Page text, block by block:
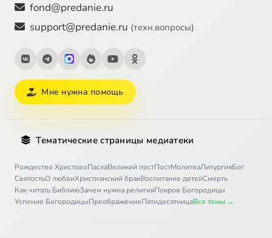
fond@predanie.ru
support@predanie.ru (техн.вопросы)
Мне нужна помощь
Тематические страницы медиатеки
Рождество ХристовоПасхаВеликий постПостМолитваЛитургияБог
СвятостьО любвиХристианский бракВоспитание детейСмерть
Как читать БиблиюЗачем нужна религияПокров Богородицы
Успение БогородицыПреображениеПятидесятницаВсе темы →